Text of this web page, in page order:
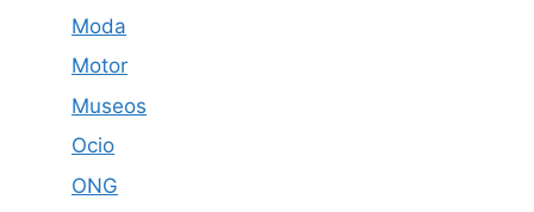
Moda
Motor
Museos
Ocio
ONG